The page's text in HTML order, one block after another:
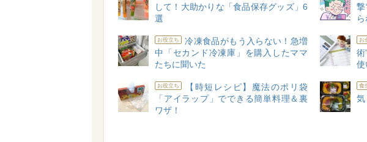
して！大助かりな「食品保存グッズ」6
選
撃
お役立ち
冷凍食品がもう入らない！急増
中「セカンド冷凍庫」を購入したママ
たちに聞いた
お
術
使
お役立ち
【時短レシピ】魔法のポリ袋
「アイラップ」でできる簡単料理＆裏
ワザ！
食
気